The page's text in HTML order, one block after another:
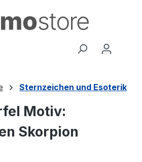
Sternzeichen und Esoterik
Motiv:
Skorpion